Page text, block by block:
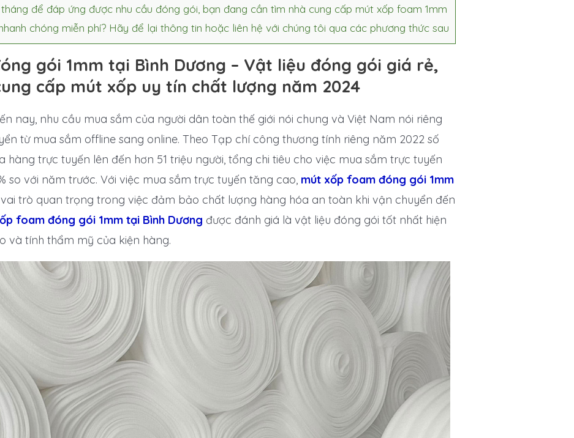
để đáp ứng được nhu cầu đóng gói, bạn đang cần tìm nhà cung cấp mút xốp foam 1mm
chóng miễn phí? Hãy để lại thông tin hoặc liên hệ với chúng tôi qua các phương thức sau
gói 1mm tại Bình Dương – Vật liệu đóng gói giá rẻ,
cấp mút xốp uy tín chất lượng năm 2024
nay, nhu cầu mua sắm của người dân toàn thế giới nói chung và Việt Nam nói riêng
từ mua sắm offline sang online. Theo Tạp chí công thương tính riêng năm 2022 số
hàng trực tuyến lên đến hơn 51 triệu người, tổng chi tiêu cho việc mua sắm trực tuyến
so với năm trước. Với việc mua sắm trực tuyến tăng cao, mút xốp foam đóng gói 1mm
trò quan trọng trong việc đảm bảo chất lượng hàng hóa an toàn khi vận chuyển đến
foam đóng gói 1mm tại Bình Dương được đánh giá là vật liệu đóng gói tốt nhất hiện
và tính thẩm mỹ của kiện hàng.